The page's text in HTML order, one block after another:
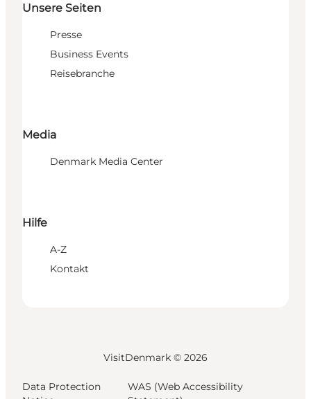
Unsere Seiten
Presse
Business Events
Reisebranche
Media
Denmark Media Center
Hilfe
A-Z
Kontakt
VisitDenmark © 2026
Data Protection
WAS (Web Accessibility